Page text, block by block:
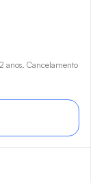
anos. Cancelamento